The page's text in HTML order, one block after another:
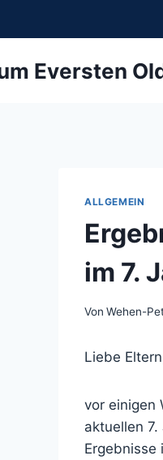
Eversten
ALLGEMEIN
im 7.
Von Wehen-
Liebe
vor einigen
aktuellen